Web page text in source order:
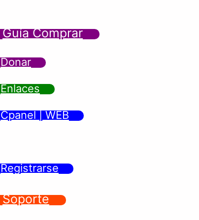
Guía Comprar
Donar
Enlaces
Cpanel | WEB
Registrarse
Soporte